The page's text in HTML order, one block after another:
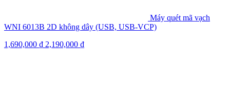
Máy quét mã vạch
WNI 6013B 2D không dây (USB, USB-VCP)
1,690,000 ₫ 2,190,000 ₫